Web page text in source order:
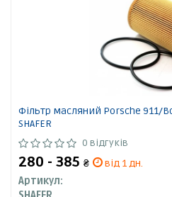
Фільтр масляний Porsche 911/
SHAFER
0 відгуків
280 - 385 ₴
від 1 дн.
Артикул: